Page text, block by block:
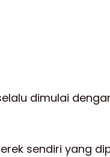
dimulai
sendiri yang